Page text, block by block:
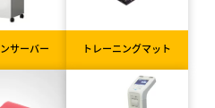
サーバー トレーニングマット